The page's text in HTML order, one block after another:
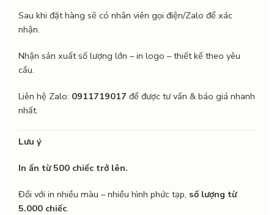
Sau khi đặt hàng sẽ có nhân viên gọi điện/Zalo để xác
nhận.
Nhận sản xuất số lượng lớn – in logo – thiết kế theo yêu
cầu.
Liên hệ Zalo: 0911719017 để được tư vấn & báo giá nhanh
nhất.
Lưu ý
In ấn từ 500 chiếc trở lên.
Đối với in nhiều màu – nhiều hình phức tạp, số lượng từ
5.000 chiếc.